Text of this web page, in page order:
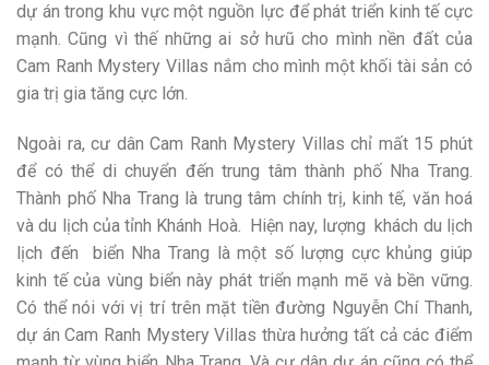
dự án trong khu vực một nguồn lực để phát triển kinh tế cực
mạnh. Cũng vì thế những ai sở hưũ cho mình nền đất của
Cam Ranh Mystery Villas nắm cho mình một khối tài sản có
gia trị gia tăng cực lớn.
Ngoài ra, cư dân Cam Ranh Mystery Villas chỉ mất 15 phút
để có thể di chuyển đến trung tâm thành phố Nha Trang.
Thành phố Nha Trang là trung tâm chính trị, kinh tế, văn hoá
và du lịch của tỉnh Khánh Hoà. Hiện nay, lượng khách du lịch
lịch đến biển Nha Trang là một số lượng cực khủng giúp
kinh tế của vùng biển này phát triển mạnh mẽ và bền vững.
Có thể nói với vị trí trên mặt tiền đường Nguyễn Chí Thanh,
dự án Cam Ranh Mystery Villas thừa hưởng tất cả các điểm